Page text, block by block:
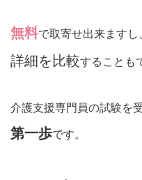
無料で取寄せ出来ますし
詳細を比較することも
介護支援専門員の試験を
第一歩です。